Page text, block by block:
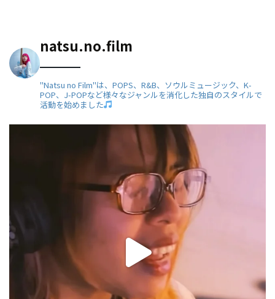
natsu.no.film
"Natsu no Film"は、POPS、R&B、ソウルミュージック、K-
POP、J-POPなど様々なジャンルを消化した独自のスタイルで
活動を始めました